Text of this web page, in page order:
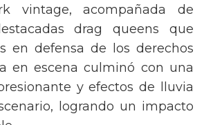
vintage, acompañada de
drag queens que
en defensa de los derechos
en escena culminó con una
y efectos de lluvia
logrando un impacto